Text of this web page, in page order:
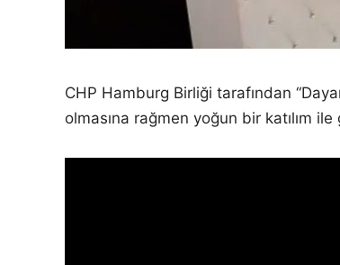
CHP Hamburg Birliği tarafından
olmasına rağmen yoğun bir katılım